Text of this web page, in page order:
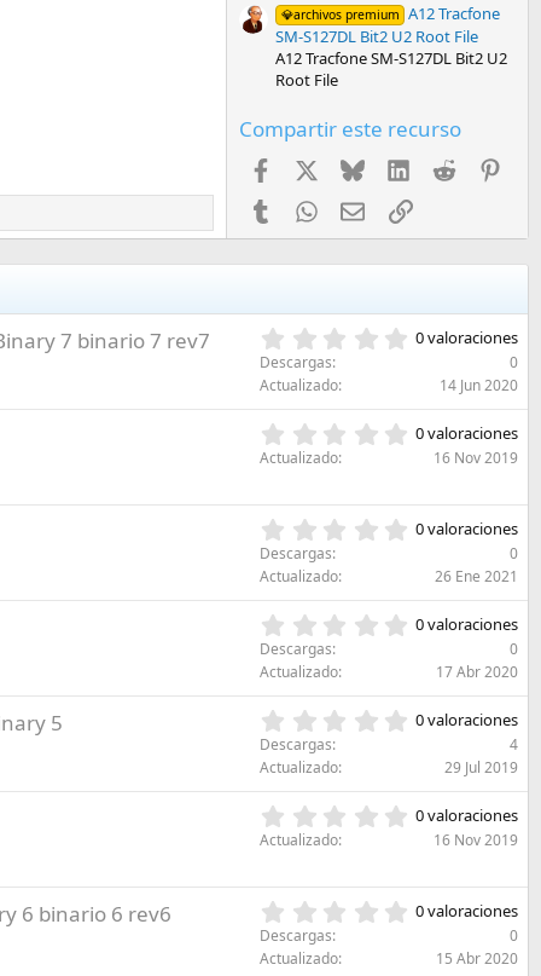
💎archivos premium A12 Tracfone
SM-S127DL Bit2 U2 Root File
A12 Tracfone SM-S127DL Bit2 U2
Root File
Compartir este recurso
Facebook Bluesky LinkedInReddit
TumblrWhatsApp
EmailEnlace
7 binario 7 rev7 0
0
e
s
e
(
s
0 valoraciones
Descargas
0
Actualizado
14 Jun 2020
0
0
e
s
e
(
s
0 valoraciones
Actualizado 16 Nov 2019
0
0
e
s
e
(
s
0 valoraciones
Descargas
0
Actualizado
26 Ene 2021
0
0
e
s
e
(
s
0 valoraciones
Descargas
0
Actualizado
17 Abr 2020
5 0
0
e
s
e
0 valoraciones
Descargas
4
Actualizado
29 Jul 2019
0
0
e
s
0 valoraciones
Actualizado 16 Nov 2019
6 binario 6 rev6
0
0 valoraciones
Descargas
0
Actualizado
15 Abr 2020